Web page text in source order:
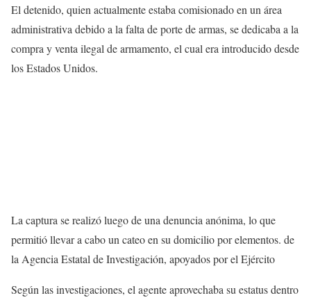
El detenido, quien actualmente estaba comisionado en un área
administrativa debido a la falta de porte de armas, se dedicaba a la
compra y venta ilegal de armamento, el cual era introducido desde
los Estados Unidos.
La captura se realizó luego de una denuncia anónima, lo que
permitió llevar a cabo un cateo en su domicilio por elementos. de
la Agencia Estatal de Investigación, apoyados por el Ejército
Según las investigaciones, el agente aprovechaba su estatus dentro